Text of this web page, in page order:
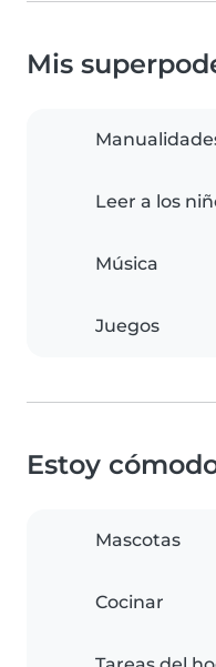
Mis
Leer a los
Música
Juegos
Estoy
Mascotas
Cocinar